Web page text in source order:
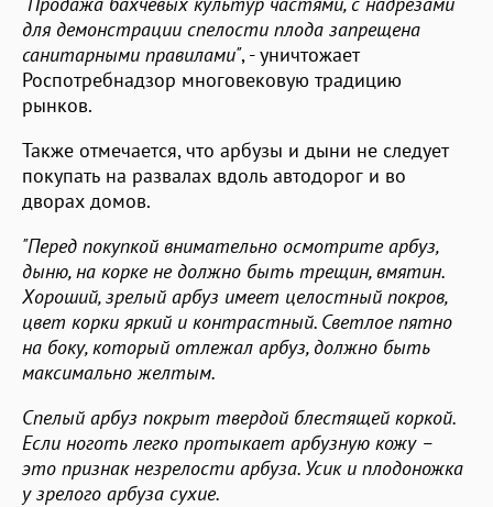
для демонстрации спелости плода запрещена
санитарными правилами", - уничтожает
Роспотребнадзор многовековую традицию
рынков.
Также отмечается, что арбузы и дыни не следует
покупать на развалах вдоль автодорог и во
дворах домов.
"Перед покупкой внимательно осмотрите арбуз,
дыню, на корке не должно быть трещин, вмятин.
Хороший, зрелый арбуз имеет целостный покров,
цвет корки яркий и контрастный. Светлое пятно
на боку, который отлежал арбуз, должно быть
максимально желтым.
Спелый арбуз покрыт твердой блестящей коркой.
Если ноготь легко протыкает арбузную кожу –
это признак незрелости арбуза. Усик и плодоножка
у зрелого арбуза сухие.